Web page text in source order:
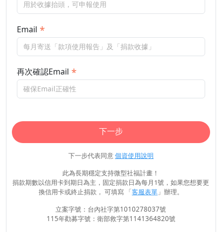
Email
再次確認Email
下一步
下一步代表同意個資使用說明
此為長期穩定支持微型社福計畫！
捐款期數以信用卡到期日為主，固定捐款日為每月1號，如果您想要更
換信用卡或終止捐款， 可填寫 「客服表單」辦理。
立案字號：台內社字第1010278037號
115年勸募字號：衛部救字第1141364820號